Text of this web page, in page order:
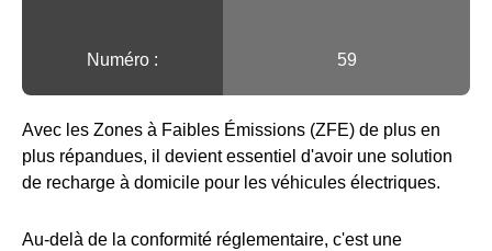
Numéro : 59
Avec les Zones à Faibles Émissions (ZFE) de plus en
plus répandues, il devient essentiel d'avoir une solution
de recharge à domicile pour les véhicules électriques.
Au-delà de la conformité réglementaire, c'est une